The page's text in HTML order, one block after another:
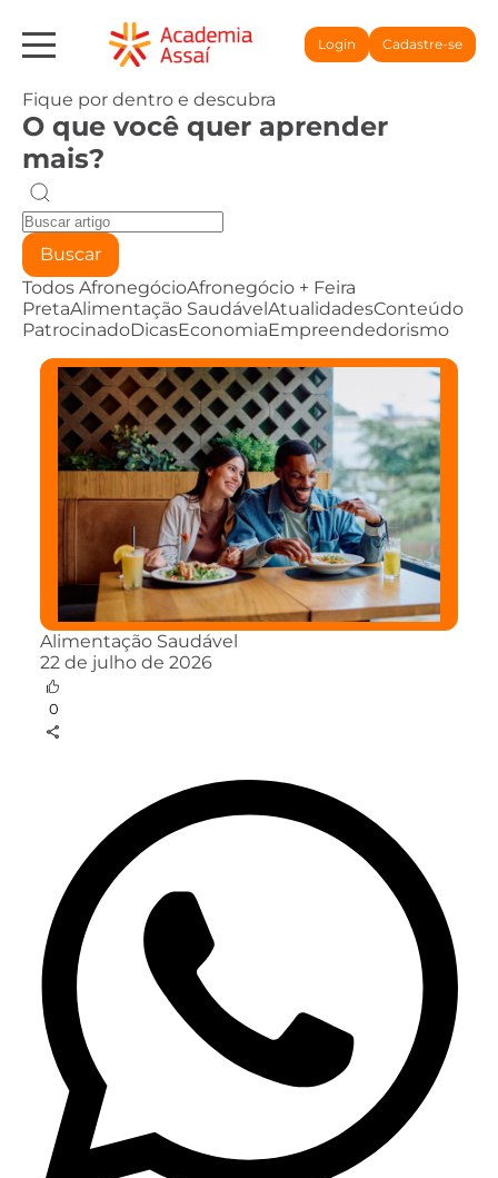
Login Cadastre-se
Fique por dentro e descubra
O que você quer aprender
mais?
Buscar
Todos AfronegócioAfronegócio + Feira
PretaAlimentação SaudávelAtualidadesConteúdo
PatrocinadoDicasEconomiaEmpreendedorismo
Alimentação Saudável
22 de julho de 2026
0